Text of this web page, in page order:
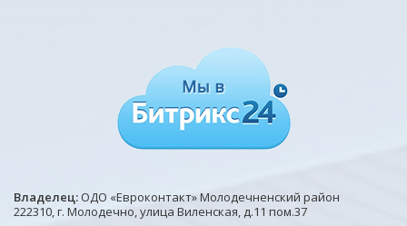
Владелец: ОДО «Евроконтакт» Молодечненский район
222310, г. Молодечно, улица Виленская, д.11 пом.37